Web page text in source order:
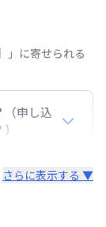
」に寄せられる
（申し込
さらに表示する ▼